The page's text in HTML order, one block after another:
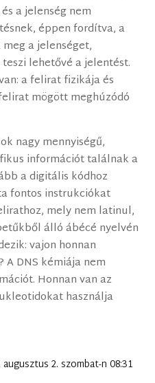
a jelenség nem
éppen fordítva, a
a jelenséget,
lehetővé a jelentést.
a felirat fizikája és
mögött meghúzódó
nagy mennyiségű,
információt találnak a
a digitális kódhoz
fontos instrukciókat
mely nem latinul,
álló ábécé nyelvén
vajon honnan
A DNS kémiája nem
Honnan van az
használja
augusztus 2. szombat-n 08:31